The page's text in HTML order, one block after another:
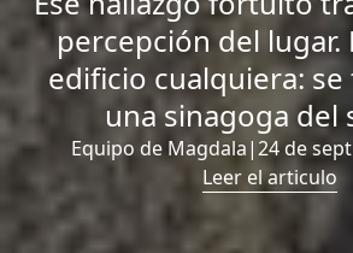
percepción del lugar.
edificio cualquiera:
una sinagoga del
Equipo de Magdala|24 de
Leer el articulo